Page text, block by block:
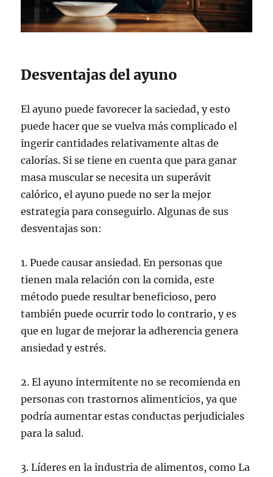
Desventajas del ayuno
El ayuno puede favorecer la saciedad, y esto
puede hacer que se vuelva más complicado el
ingerir cantidades relativamente altas de
calorías. Si se tiene en cuenta que para ganar
masa muscular se necesita un superávit
calórico, el ayuno puede no ser la mejor
estrategia para conseguirlo. Algunas de sus
desventajas son:
1. Puede causar ansiedad. En personas que
tienen mala relación con la comida, este
método puede resultar beneficioso, pero
también puede ocurrir todo lo contrario, y es
que en lugar de mejorar la adherencia genera
ansiedad y estrés.
2. El ayuno intermitente no se recomienda en
personas con trastornos alimenticios, ya que
podría aumentar estas conductas perjudiciales
para la salud.
3. Líderes en la industria de alimentos, como La